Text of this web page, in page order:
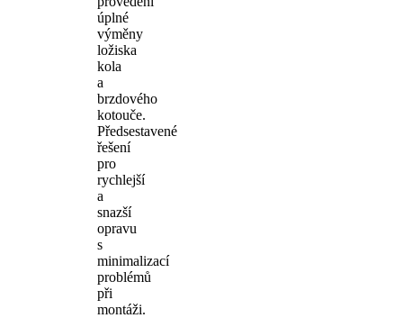
úplné
výměny
ložiska
kola
a
brzdového
kotouče.
Předsestavené
řešení
pro
rychlejší
a
snazší
opravu
s
minimalizací
problémů
při
montáži.